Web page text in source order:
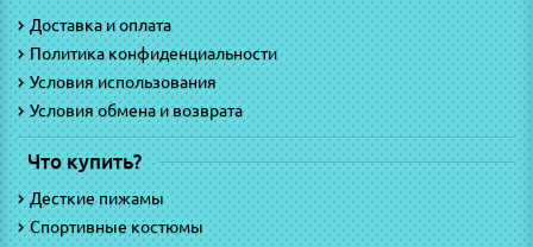
Доставка и оплата
Политика конфиденциальности
Условия использования
Условия обмена и возврата
Что купить?
Десткие пижамы
Спортивные костюмы